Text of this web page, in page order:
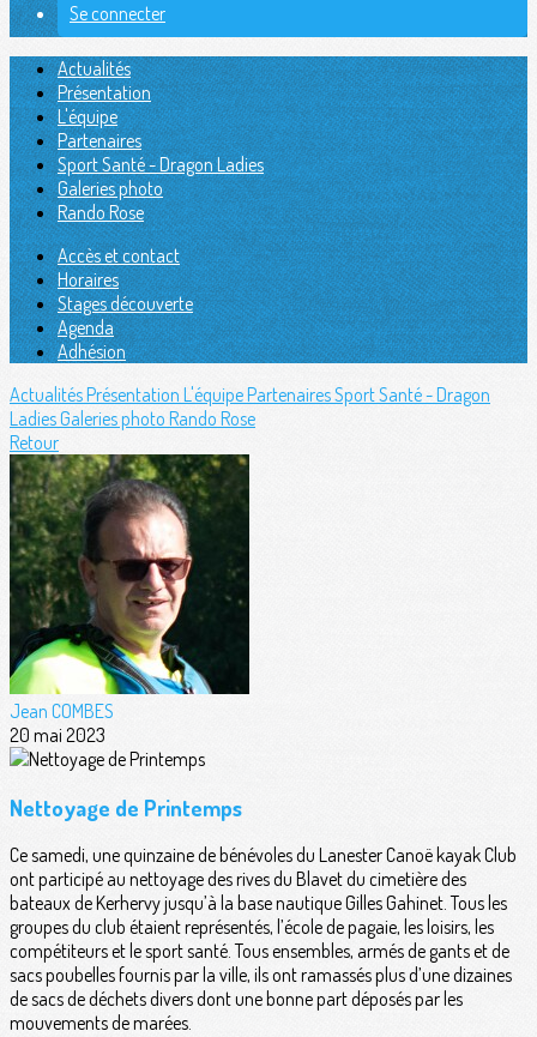
Se connecter
Actualités
Présentation
L'équipe
Partenaires
Sport Santé - Dragon Ladies
Galeries photo
Rando Rose
Accès et contact
Horaires
Stages découverte
Agenda
Adhésion
ActualitésPrésentation L'équipePartenairesSport Santé - Dragon
LadiesGaleries photo Rando Rose
Retour
Jean COMBES
20 mai 2023
Nettoyage de Printemps
Ce samedi, une quinzaine de bénévoles du Lanester Canoë kayak Club
ont participé au nettoyage des rives du Blavet du cimetière des
bateaux de Kerhervy jusqu’à la base nautique Gilles Gahinet. Tous les
groupes du club étaient représentés, l’école de pagaie, les loisirs, les
compétiteurs et le sport santé. Tous ensembles, armés de gants et de
sacs poubelles fournis par la ville, ils ont ramassés plus d’une dizaines
de sacs de déchets divers dont une bonne part déposés par les
mouvements de marées.